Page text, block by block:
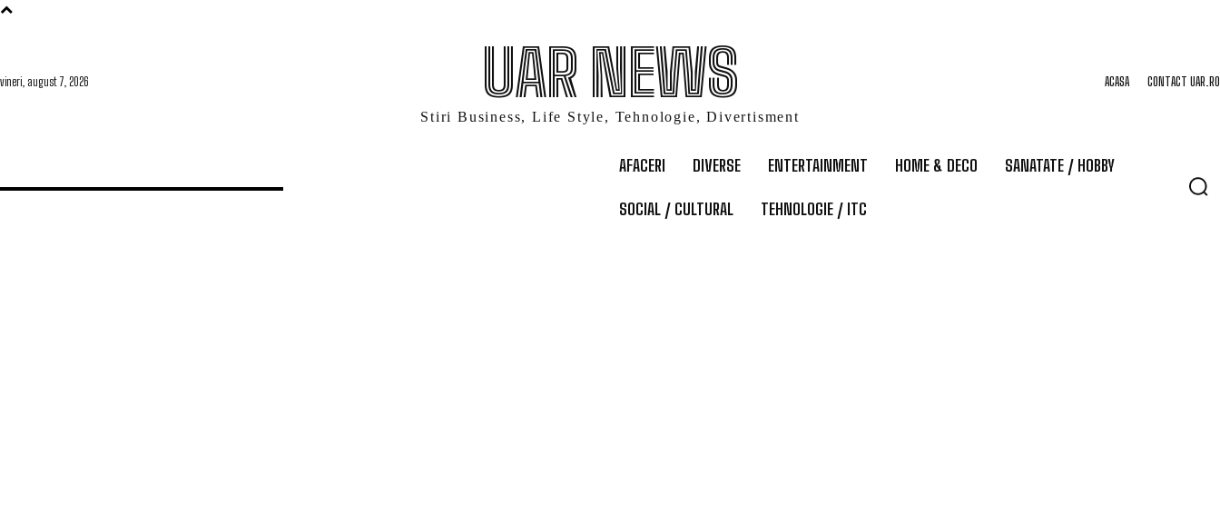
vineri, august 7, 2026 UAR NEWS
Stiri Business, Life Style, Tehnologie, Divertisment
ACASA CONTACT UAR.RO
AFACERI DIVERSE ENTERTAINMENT HOME & DECO SANATATE / HOBBY
SOCIAL / CULTURAL TEHNOLOGIE / ITC